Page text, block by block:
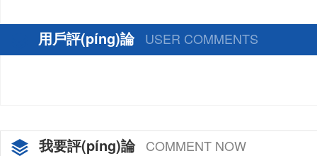
用戶評(píng)論 USER COMMENTS
我要評(píng)論 COMMENT NOW